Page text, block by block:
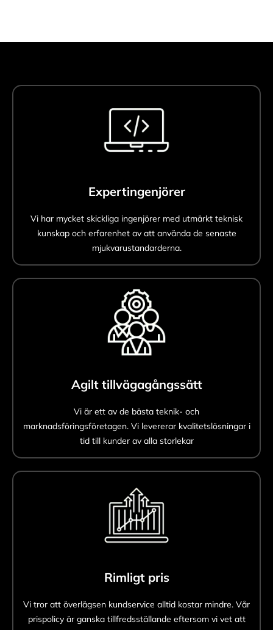
Expertingenjörer
Vi har mycket skickliga ingenjörer med utmärkt teknisk
kunskap och erfarenhet av att använda de senaste
mjukvarustandarderna.
Agilt tillvägagångssätt
Vi är ett av de bästa teknik- och
marknadsföringsföretagen. Vi levererar kvalitetslösningar i
tid till kunder av alla storlekar
Rimligt pris
Vi tror att överlägsen kundservice alltid kostar mindre. Vår
prispolicy är ganska tillfredsställande eftersom vi vet att